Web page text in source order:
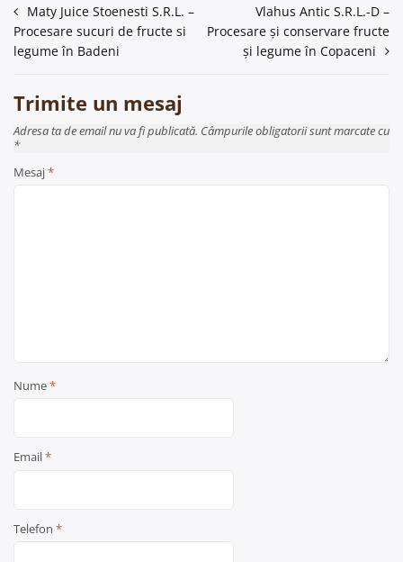
Navigare
în
Maty Juice Stoenesti S.R.L. –
Procesare sucuri de fructe si
legume în Badeni
Vlahus Antic S.R.L.-D –
Procesare și conservare fructe
și legume în Copaceni
Trimite un mesaj
Adresa ta de email nu va fi publicată. Câmpurile obligatorii sunt marcate cu
*
Mesaj*
Nume*
Email*
Telefon *